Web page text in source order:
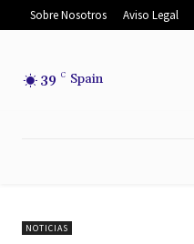
Sobre Nosotros Aviso Legal
39 C Spain
NOTICIAS